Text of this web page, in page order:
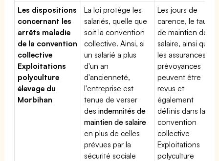
Les dispositions
concernant les
arrêts maladie
de la convention
collective
Exploitations
polyculture
élevage du
Morbihan
La loi protège les
salariés, quelle que
soit la convention
collective. Ainsi, si
un salarié a plus
d'un an
d'ancienneté,
l'entreprise est
tenue de verser
desindemnités de
maintien de salaire
en plus de celles
prévues par la
sécurité sociale
Les jours de
carence, le taux
de maintien de
salaire, ainsi que
les assurances
prévoyances
peuvent être
revus et
également
définis dans la
convention
collective
Exploitations
polyculture